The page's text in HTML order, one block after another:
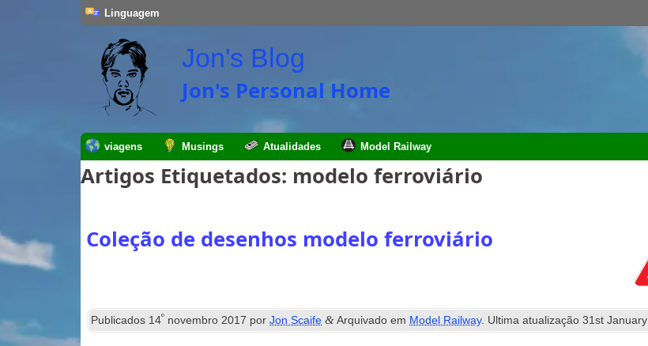
Linguagem
Jon's Blog
Jon's Personal Home
viagens Musings Atualidades Model Railway
Artigos Etiquetados: modelo ferroviário
Coleção de desenhos modelo ferroviário
Publicados 14º novembro 2017 porJon Scaife &Arquivado em Model Railway. Ultima atualização31st January